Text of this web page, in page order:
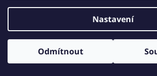
Nastavení
Odmítnout